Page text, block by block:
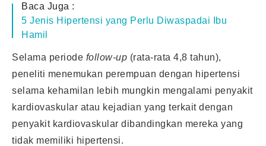
Baca Juga :
5 Jenis Hipertensi yang Perlu Diwaspadai Ibu
Hamil
Selama periode follow-up (rata-rata 4,8 tahun),
peneliti menemukan perempuan dengan hipertensi
selama kehamilan lebih mungkin mengalami penyakit
kardiovaskular atau kejadian yang terkait dengan
penyakit kardiovaskular dibandingkan mereka yang
tidak memiliki hipertensi.